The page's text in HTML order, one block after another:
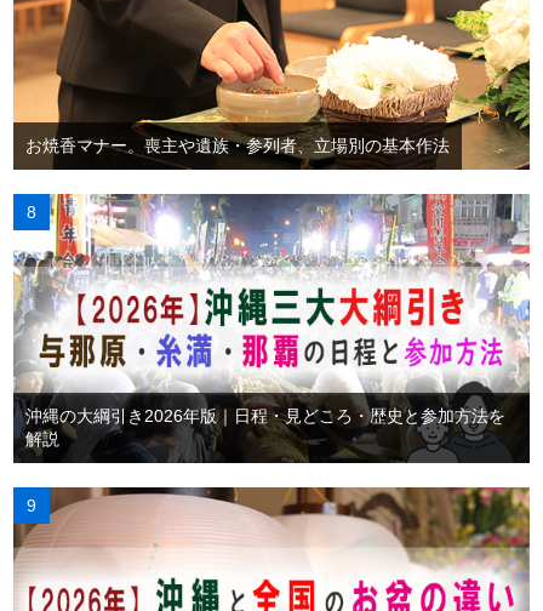
お焼香マナー。喪主や遺族・参列者、立場別の基本作法
沖縄の大綱引き2026年版｜日程・見どころ・歴史と参加方法を
解説